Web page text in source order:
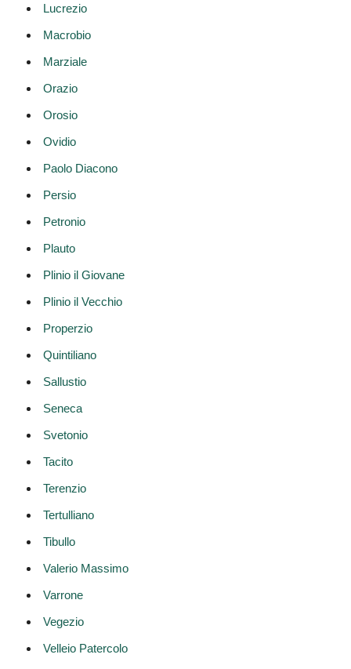
Lucrezio
Macrobio
Marziale
Orazio
Orosio
Ovidio
Paolo Diacono
Persio
Petronio
Plauto
Plinio il Giovane
Plinio il Vecchio
Properzio
Quintiliano
Sallustio
Seneca
Svetonio
Tacito
Terenzio
Tertulliano
Tibullo
Valerio Massimo
Varrone
Vegezio
Velleio Patercolo